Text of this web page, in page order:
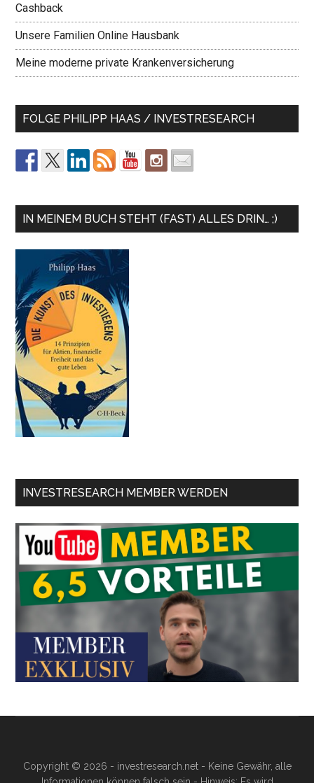
Cashback
Unsere Familien Online Hausbank
Meine moderne private Krankenversicherung
FOLGE PHILIPP HAAS / INVESTRESEARCH
IN MEINEM BUCH STEHT (FAST) ALLES DRIN… ;)
INVESTRESEARCH MEMBER WERDEN
Copyright © 2026 - investresearch.net - Keine Gewähr, alle